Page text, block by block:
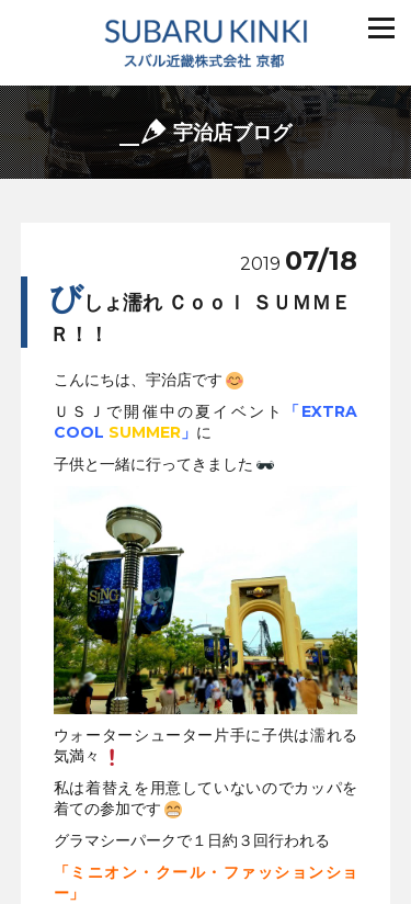
宇治店ブログ
2019 07/18
びしょ濡れ Ｃｏｏｌ ＳＵＭＭＥ
Ｒ！！
こんにちは、宇治店です
ＵＳＪで開催中の夏イベント
「EXTRA
COOL SUMMER」 に
子供と一緒に行ってきました
ウォーターシューター片手に子供は濡れる
気満々
私は着替えを用意していないのでカッパを
着ての参加です
グラマシーパークで１日約３回行われる
「ミニオン・クール・ファッションショ
ー」